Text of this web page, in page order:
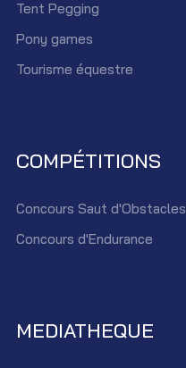
Tent Pegging
Pony games
Tourisme équestre
COMPÉTITIONS
Concours Saut d'Obstacles
Concours d'Endurance
MEDIATHEQUE